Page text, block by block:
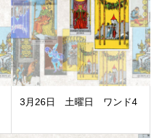
3月26日 土曜日 ワンド4